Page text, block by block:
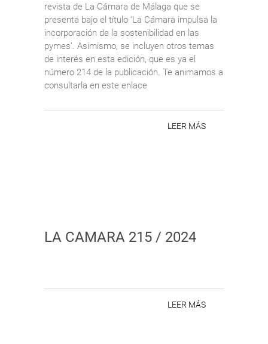
revista de La Cámara de Málaga que se
presenta bajo el título ‘La Cámara impulsa la
incorporación de la sostenibilidad en las
pymes’. Asimismo, se incluyen otros temas
de interés en esta edición, que es ya el
número 214 de la publicación. Te animamos a
consultarla en este enlace
LEER MÁS
LA CAMARA 215 / 2024
LEER MÁS